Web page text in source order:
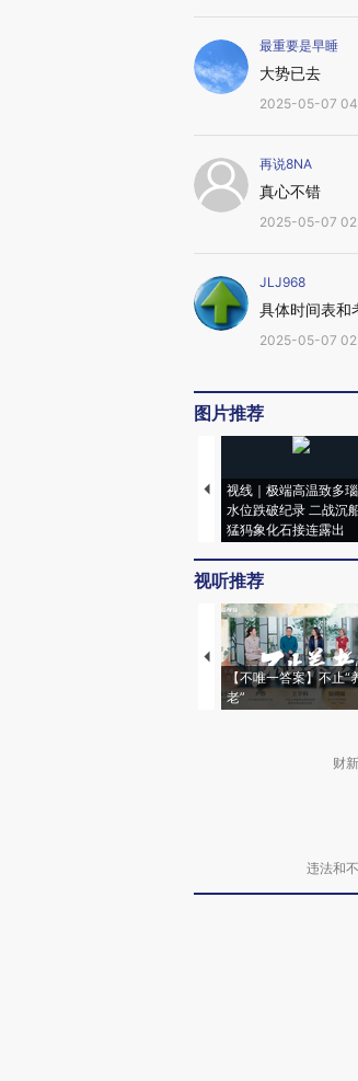
最重要是早睡
大势已去
2025-05-07
再说8NA
真心不错
2025-05-07
JLJ968
具体时间表和
2025-05-07
图片推荐
视线｜极端高温致多
水位跌破纪录 二战沉
猛犸象化石接连露出
视听推荐
【不唯一答案】不止“
老”
财
违法和